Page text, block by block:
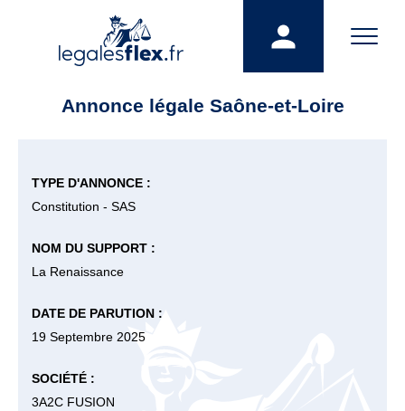
Annonce légale Saône-et-Loire
TYPE D'ANNONCE :
Constitution - SAS
NOM DU SUPPORT :
La Renaissance
DATE DE PARUTION :
19 Septembre 2025
SOCIÉTÉ :
3A2C FUSION